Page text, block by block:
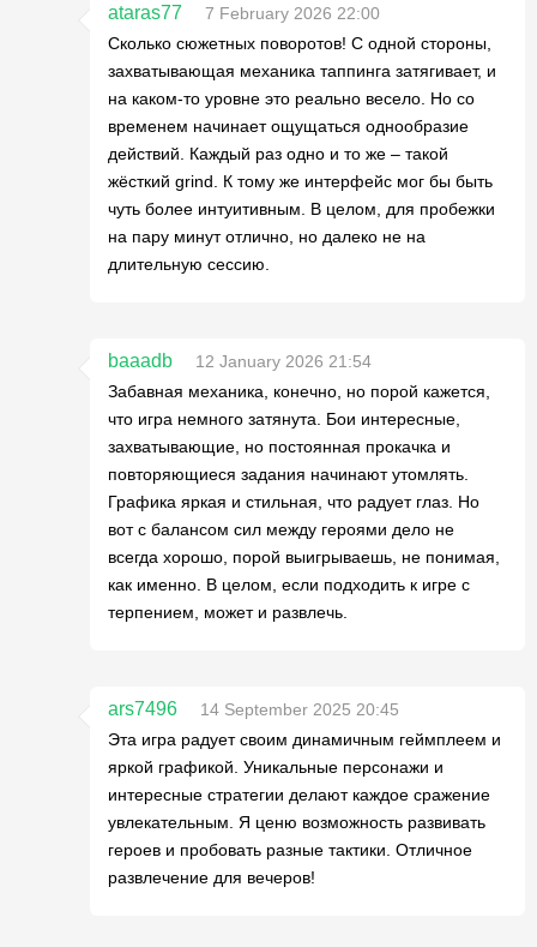
ataras77
7 February 2026 22:00
Сколько сюжетных поворотов! С одной стороны,
захватывающая механика таппинга затягивает, и
на каком-то уровне это реально весело. Но со
временем начинает ощущаться однообразие
действий. Каждый раз одно и то же – такой
жёсткий grind. К тому же интерфейс мог бы быть
чуть более интуитивным. В целом, для пробежки
на пару минут отлично, но далеко не на
длительную сессию.
baaadb
12 January 2026 21:54
Забавная механика, конечно, но порой кажется,
что игра немного затянута. Бои интересные,
захватывающие, но постоянная прокачка и
повторяющиеся задания начинают утомлять.
Графика яркая и стильная, что радует глаз. Но
вот с балансом сил между героями дело не
всегда хорошо, порой выигрываешь, не понимая,
как именно. В целом, если подходить к игре с
терпением, может и развлечь.
ars7496
14 September 2025 20:45
Эта игра радует своим динамичным геймплеем и
яркой графикой. Уникальные персонажи и
интересные стратегии делают каждое сражение
увлекательным. Я ценю возможность развивать
героев и пробовать разные тактики. Отличное
развлечение для вечеров!